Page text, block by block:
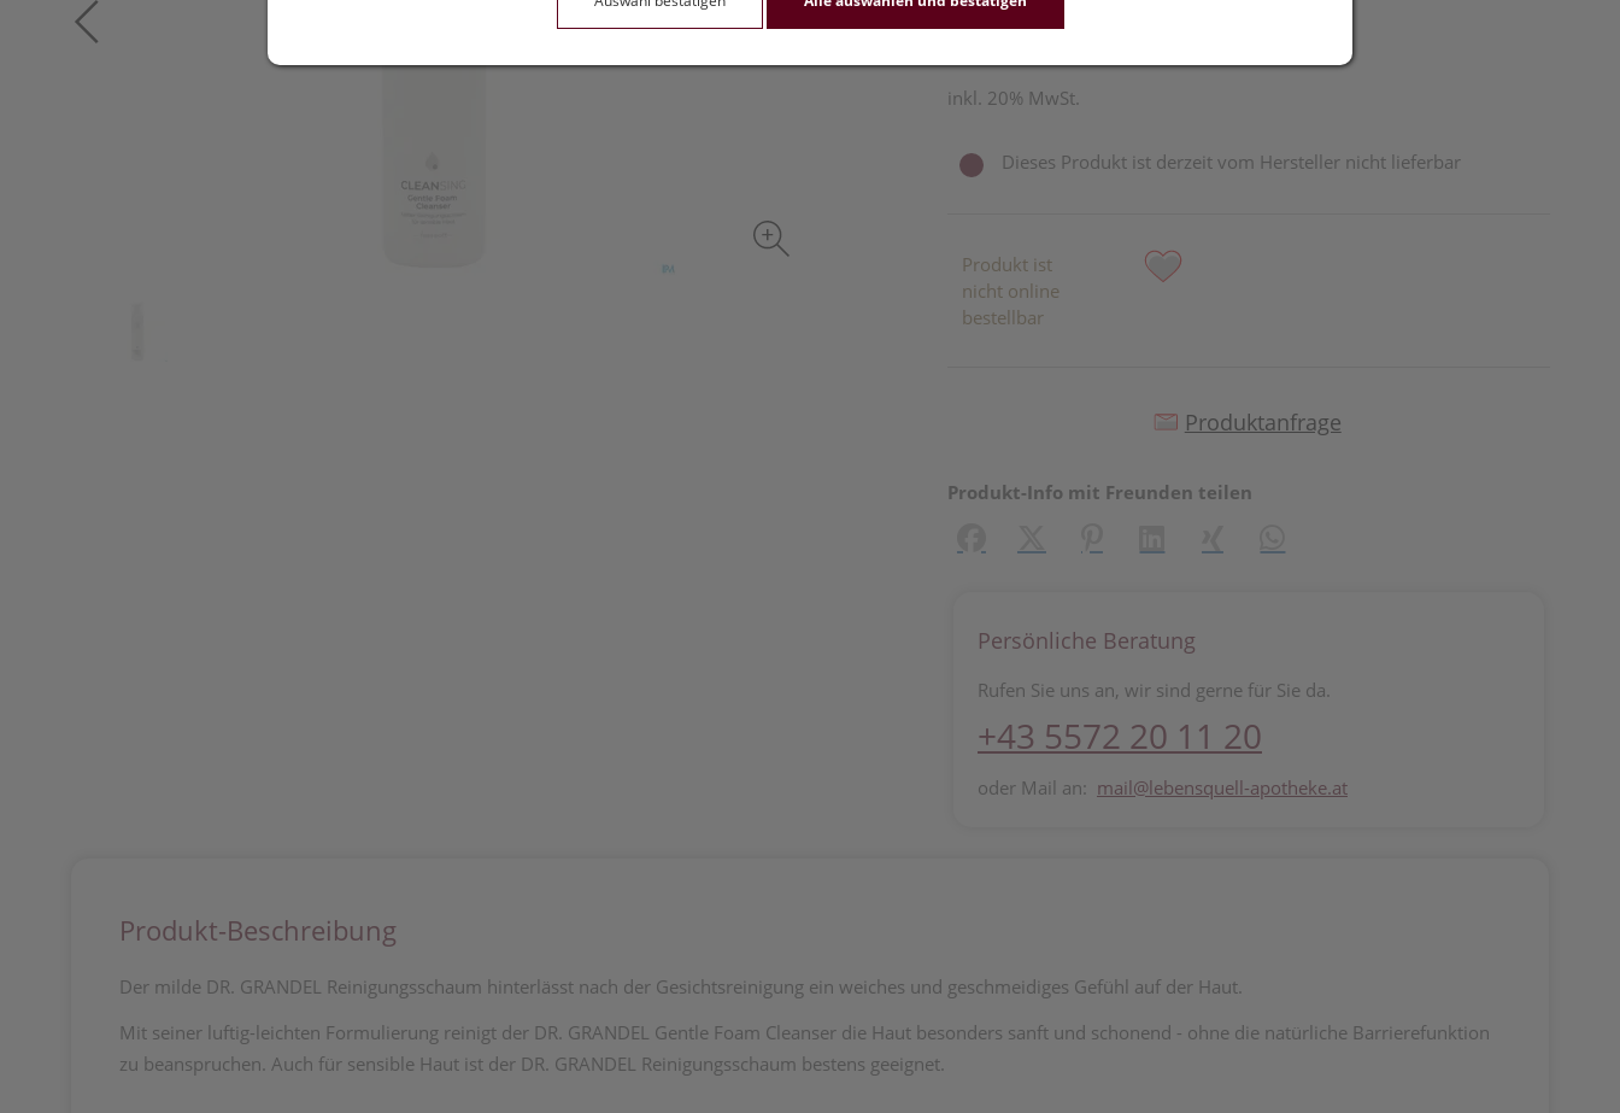
200 ml / Einheit
inkl. 20% MwSt.
Dieses Produkt ist derzeit vom Hersteller nicht lieferbar
Produkt ist
nicht online
bestellbar
Produktanfrage
Produkt-Info mit Freunden teilen
Persönliche Beratung
Rufen Sie uns an, wir sind gerne für Sie da.
+43 5572 20 11 20
oder Mail an: mail@lebensquell-apotheke.at
Produkt-Beschreibung
Der milde DR. GRANDEL Reinigungsschaum hinterlässt nach der Gesichtsreinigung ein weiches und geschmeidiges Gefühl auf der Haut.
Mit seiner luftig-leichten Formulierung reinigt der DR. GRANDEL Gentle Foam Cleanser die Haut besonders sanft und schonend - ohne die natürliche Barrierefunktion
zu beanspruchen. Auch für sensible Haut ist der DR. GRANDEL Reinigungsschaum bestens geeignet.